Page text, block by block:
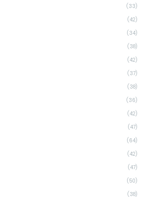
(33)
(42)
(34)
(38)
(42)
(37)
(38)
(36)
(42)
(47)
(64)
(42)
(47)
(50)
(38)